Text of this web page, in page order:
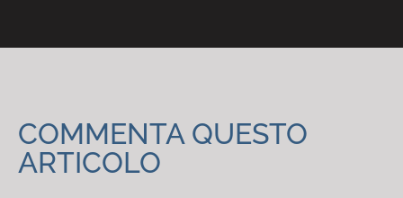
COMMENTA QUESTO
ARTICOLO